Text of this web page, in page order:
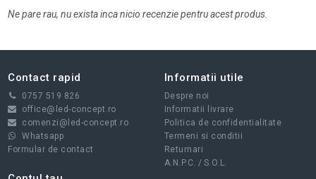
Ne pare rau, nu exista inca nicio recenzie pentru acest produs.
Contact rapid
0757 519 826
office@led-concept.ro
comenzi@led-concept.ro
Whatsapp
Formular de contact
Informatii utile
Despre noi
Informatii livrare
Politica de confidentialitate
Termeni si conditii
Returnari
A.N.P.C. / S.O.L.